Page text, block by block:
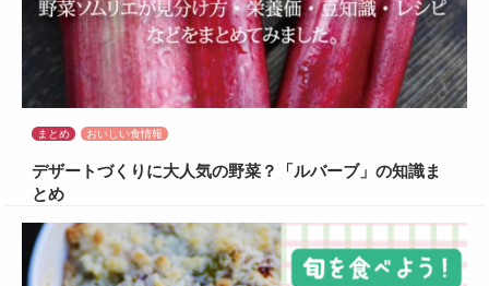
まとめ おいしい食情報
デザートづくりに大人気の野菜？「ルバーブ」の知識ま
とめ